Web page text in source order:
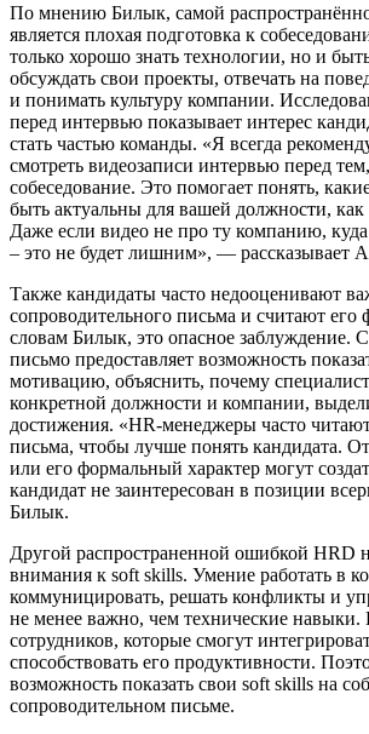
По мнению Билык, самой
является плохая подготовка к
только хорошо знать технологии, но и
обсуждать свои проекты, отвечать на
и понимать культуру компании.
перед интервью показывает интерес
стать частью команды. «Я всегда
смотреть видеозаписи интервью перед
собеседование. Это помогает понять,
быть актуальны для вашей должности, как
Даже если видео не про ту компанию, куда
– это не будет лишним», — рассказывает
Также кандидаты часто недооценивают
сопроводительного письма и считают
словам Билык, это опасное заблуждение.
письмо предоставляет возможность
мотивацию, объяснить, почему
конкретной должности и компании,
достижения. «HR-менеджеры часто
письма, чтобы лучше понять кандидата.
или его формальный характер могут
кандидат не заинтересован в позиции
Билык.
Другой распространенной ошибкой HRD
внимания к soft skills. Умение работать в
коммуницировать, решать конфликты и
не менее важно, чем технические
сотрудников, которые смогут
способствовать его продуктивности.
возможность показать свои soft skills на
сопроводительном письме.